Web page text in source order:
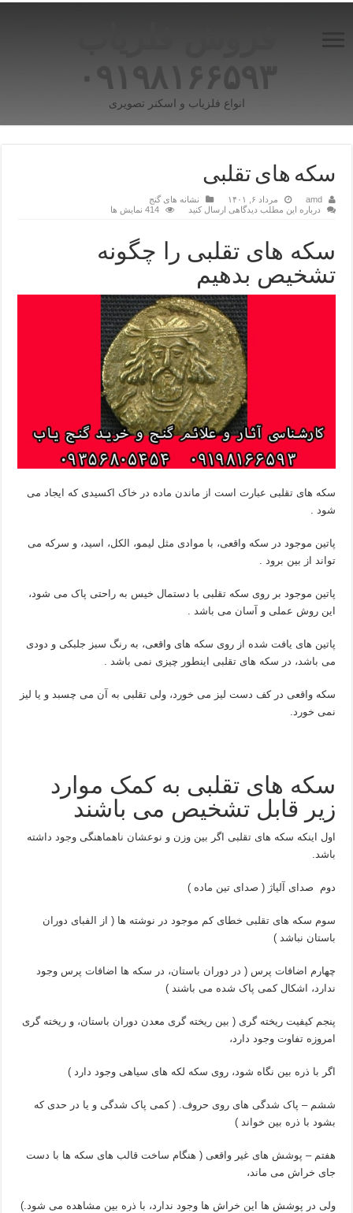
۰۹۱۹۸۱۶۶۵۹۳
انواع فلزیاب و اسکنر تصویری
سکه های تقلبی
amd مرداد ۶, ۱۴۰۱
نشانه های گنج
درباره این مطلب دیدگاهی ارسال کنید
414 نمایش ها
سکه های تقلبی را چگونه
تشخیص بدهیم
سکه های تقلبی عبارت است از ماندن ماده در خاک اکسیدی که ایجاد می
شود .
پاتین موجود در سکه واقعی، با موادی مثل لیمو، الکل، اسید، و سرکه می
تواند از بین برود .
پاتین موجود بر روی سکه تقلبی با دستمال خیس به راحتی پاک می شود،
این روش عملی و آسان می باشد .
پاتین های یافت شده از روی سکه های واقعی، به رنگ سبز جلبکی و دودی
می باشد، در سکه های تقلبی اینطور چیزی نمی باشد .
سکه واقعی در کف دست لیز می خورد، ولی تقلبی به آن می چسبد و یا لیز
نمی خورد.
سکه های تقلبی به کمک موارد
زیر قابل تشخیص می باشند
اول اینکه سکه های تقلبی اگر بین وزن و نوعشان ناهماهنگی وجود داشته
باشد.
دوم صدای آلیاژ ( صدای تین ماده )
سوم سکه های تقلبی خطای کم موجود در نوشته ها ( از الفبای دوران
باستان نباشد )
چهارم اضافات پرس ( در دوران باستان، در سکه ها اضافات پرس وجود
ندارد، اشکال کمی پاک شده می باشند )
پنجم کیفیت ریخته گری ( بین ریخته گری معدن دوران باستان، و ریخته گری
امروزه تفاوت وجود دارد،
اگر با ذره بین نگاه شود، روی سکه لکه های سیاهی وجود دارد )
ششم – پاک شدگی های روی حروف. ( کمی پاک شدگی و یا در حدی که
بشود با ذره بین خواند )
هفتم – پوشش های غیر واقعی ( هنگام ساخت قالب های سکه ها با دست
جای خراش می ماند،
ولی در پوشش ها این خراش ها وجود ندارد، با ذره بین مشاهده می شود.)